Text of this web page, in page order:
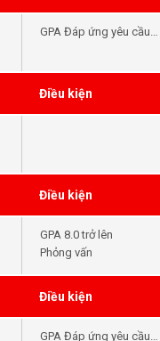
GPA Đáp ứng yêu cầu
cầu đầu vào của khóa
học
Điều kiện
Điều kiện
GPA 8.0 trở lên
Phỏng vấn
Điều kiện
GPA Đáp ứng yêu cầu